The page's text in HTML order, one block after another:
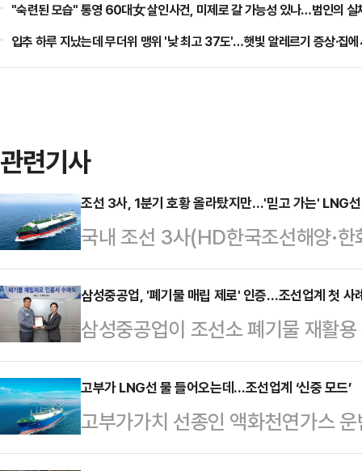
"숙련된 모습" 통영 60대女 살인사건, 미제로 갈 가능성 있나…범인의 실
입추 하루 지났는데 무더위 맹위 '낮 최고 37도'…햇빛 알레르기 증상·집
관련기사
조선 3사, 1분기 호황 올라탔지만…'믿고 가는' LNG
국내 조선 3사(HD한국조선해양·
히 호실적을 기록했다. 중국 조선
고부가가치 선박 경쟁력을 앞세워
구조가 LNG선에 과도하게 집중될
수 있다는 우려도 나온다.“중국과
8일 업계에 따르면 국내 조선 3사
어섰다. 구체적으로 HD한국조선
을 기록했다.…
삼성중공업, '폐기물 매립 제로' 인증…조선업계 첫 사
삼성중공업이 조선소 폐기물 재활
(ZWTL)’ 인증을 획득하며 조선업
중공업은 글로벌 안전규격 인증기
부터 ‘폐기물 매립 제로(ZWTL)’
을 개최했다고 밝혔다.이날 행사에
고부가 LNG선 물 들어오는데…조선업계 ‘신중 모드’
고부가가치 선종인 액화천연가스
될 전망이다. 다만 글로벌 신조 수